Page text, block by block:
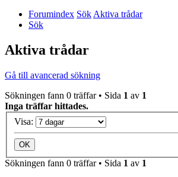
Forumindex SökAktiva trådar
Sök
Aktiva trådar
Gå till avancerad sökning
Sökningen fann 0 träffar • Sida 1 av 1
Inga träffar hittades.
Visa:
Sökningen fann 0 träffar • Sida 1 av 1